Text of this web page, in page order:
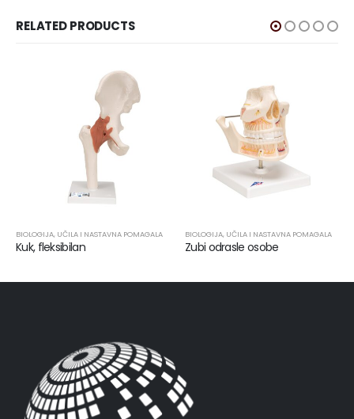
RELATED PRODUCTS
BIOLOGIJA, UČILA I NASTAVNA POMAGALA
Kuk, fleksibilan
BIOLOGIJA, UČILA I NASTAVNA POMAGALA
Zubi odrasle osobe